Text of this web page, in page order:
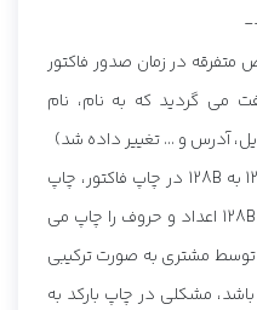
در زمان صدور فاکتور
می گردید که به نام، نام
آدرس و ... تغییر داده شد)
تغییر فرمت چاپ بارکد از 128C به 128B در چاپ فاکتور، چاپ
بارکد طلا و ... (بارکد با فرمت 128B اعداد و حروف را چاپ می
توسط مشتری به صورت ترکیبی
مشکلی در چاپ بارکد به